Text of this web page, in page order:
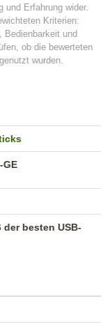
GE
der besten USB-